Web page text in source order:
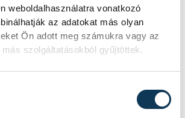
weboldalhasználatra vonatkozó
az adatokat más olyan
Ön adott meg számukra vagy az
szolgáltatásokból gyűjtöttek.
Központ
projekt
FOTÓS